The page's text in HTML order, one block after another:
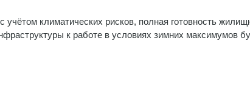
учётом климатических рисков, полная готовность
к работе в условиях зимних максимумов